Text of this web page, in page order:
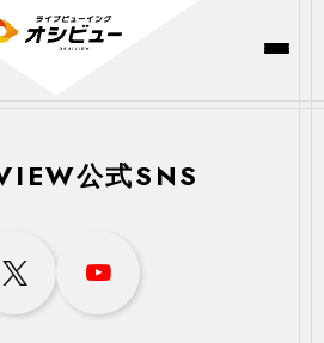
公式SNS